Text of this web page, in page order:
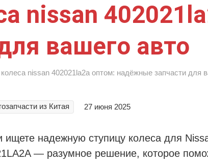
nissan
вашего авто
колеса nissan 402021la2a оптом: надёжные запчасти для
из Китая 27 июня 2025
ищете надежную ступицу колеса для
— разумное решение, которое